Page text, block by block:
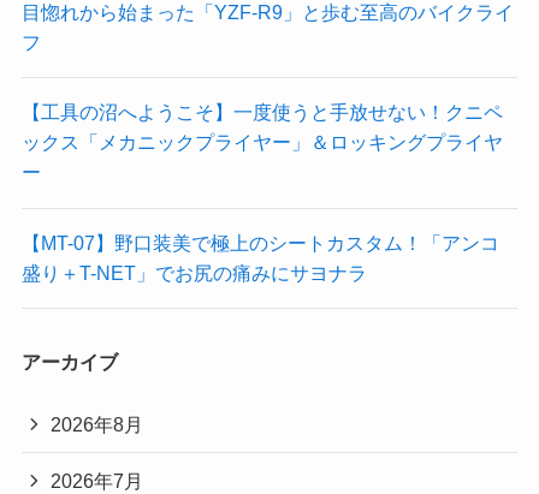
目惚れから始まった「YZF-R9」と歩む至高のバイクライ
フ
【工具の沼へようこそ】一度使うと手放せない！クニペ
ックス「メカニックプライヤー」＆ロッキングプライヤ
ー
【MT-07】野口装美で極上のシートカスタム！「アンコ
盛り＋T-NET」でお尻の痛みにサヨナラ
アーカイブ
2026年8月
2026年7月